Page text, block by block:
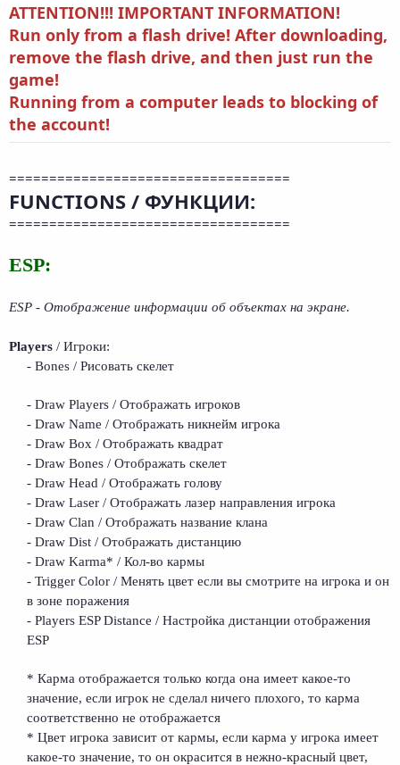
ATTENTION!!! IMPORTANT INFORMATION!
Run only from a flash drive! After downloading,
remove the flash drive, and then just run the
game!
Running from a computer leads to blocking of
the account!
===================================
FUNCTIONS / ФУНКЦИИ:
===================================
ESP:
ESP - Отображение информации об объектах на экране.
Players / Игроки:
- Bones / Рисовать скелет
- Draw Players / Отображать игроков
- Draw Name / Отображать никнейм игрока
- Draw Box / Отображать квадрат
- Draw Bones / Отображать скелет
- Draw Head / Отображать голову
- Draw Laser / Отображать лазер направления игрока
- Draw Clan / Отображать название клана
- Draw Dist / Отображать дистанцию
- Draw Karma* / Кол-во кармы
- Trigger Color / Менять цвет если вы смотрите на игрока и он
в зоне поражения
- Players ESP Distance / Настройка дистанции отображения
ESP
* Карма отображается только когда она имеет какое-то
значение, если игрок не сделал ничего плохого, то карма
соответственно не отображается
* Цвет игрока зависит от кармы, если карма у игрока имеет
какое-то значение, то он окрасится в нежно-красный цвет,